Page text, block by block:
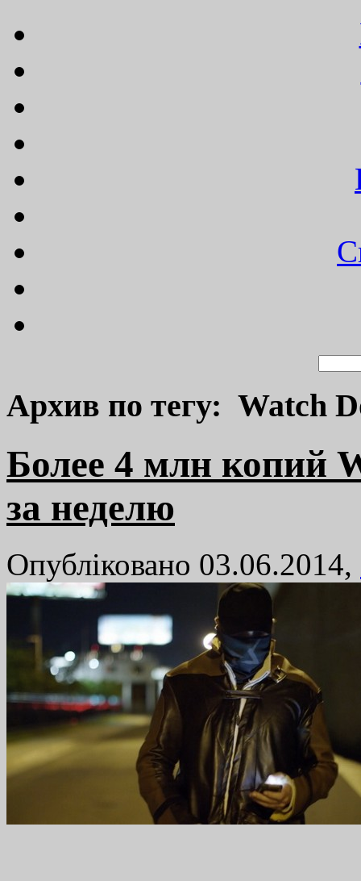
Архив по тегу: Watch
Более 4 млн копий
за неделю
Опубліковано 03.06.2014,